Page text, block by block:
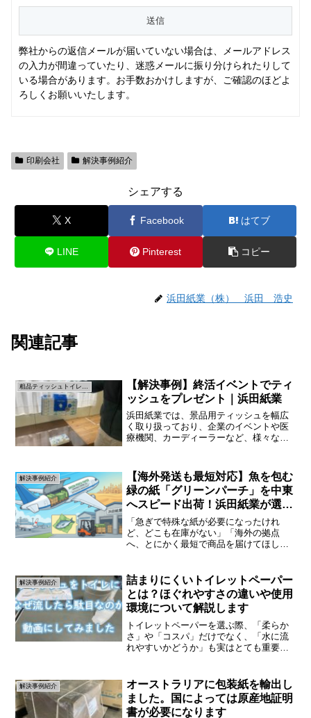
弊社からの返信メールが届いていない場合は、メールアドレス
の入力が間違っていたり、迷惑メールに振り分けられたりして
いる場合があります。お手数おかけしますが、ご確認のほどよ
ろしくお願いいたします。
印刷会社 解決事例紹介
シェアする
X Facebook はてブ
LINE Pinterest コピー
浜田紙業（株） 浜田 浩史
関連記事
粗品ティッシュトイレットペーパー
【解決事例】終活イベントでティ
ッシュをプレゼント｜浜田紙業
浜田紙業では、景品用ティッシュを幅広
く取り扱っており、企業のイベントや医
療機関、カーディーラーなど、様々なシ
業様からのお問い合わせが増えており、
「終活イベントで来場者に...
解決事例紹介
【海外発送も最短対応】魚を包む
緑の紙「グリーンパーチ」を中東
へスピード出荷！浜田紙業が選ば
れる4つの理由
「急ぎで特殊な紙が必要になったけれ
ど、どこも在庫がない」「海外の拠点
へ、とにかく最短で商品を届けてほし
験が一度はあるのではないでしょうか。
特に海外への発送となると、通関...
解決事例紹介
詰まりにくいトイレットペーパー
とは？ほぐれやすさの違いや使用
環境について解説します
トイレットペーパーを選ぶ際、「柔らか
さ」や「コスパ」だけでなく、「水に流
れやすいかどうか」も実はとても重要な
止のために「ほぐれやすさ」に注目する
ケースが増えています。今...
解決事例紹介
オーストラリアに包装紙を輸出し
ました。国によっては原産地証明
書が必要になります